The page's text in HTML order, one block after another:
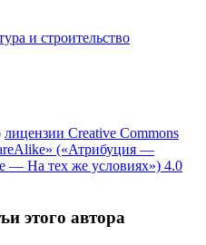
и строительство
лицензии Creative Commons
(«Атрибуция —
— На тех же условиях») 4.0
этого автора